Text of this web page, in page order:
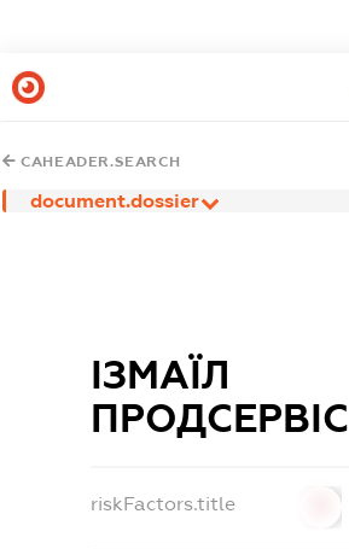
CAHEADER.SEARCH
document.dossier
ІЗМАЇЛ
ПРОДСЕРВІС
riskFactors.title